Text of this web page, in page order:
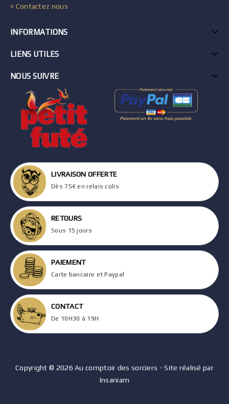
> Contactez nous
INFORMATIONS
LIENS UTILES
NOUS SUIVRE
LIVRAISON OFFERTE
Dès 75€ en relais colis
RETOURS
Sous 15 jours
PAIEMENT
Carte bancaire et Paypal
CONTACT
De 10H30 à 19H
Copyright © 2026 Au comptoir des sorciers - Site réalisé par
Insaniam